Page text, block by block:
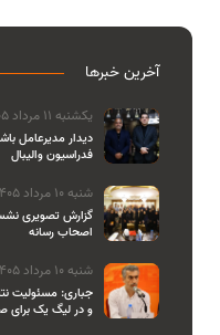
آخرین خبرها
یکشنبه 11 مرداد 1405 23:58
دیدار مدیرعامل
فدراسیون والیبال
شنبه 10 مرداد 1405 10:18
گزارش تصویری
اصحاب رسانه
شنبه 10 مرداد 1405 08:39
جباری: مسئولیت
و در لیگ یک برای